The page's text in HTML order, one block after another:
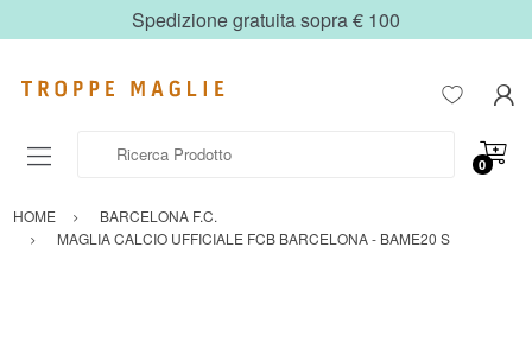
Spedizione gratuita sopra € 100
0
HOME
BARCELONA F.C.
MAGLIA CALCIO UFFICIALE FCB BARCELONA - BAME20 S